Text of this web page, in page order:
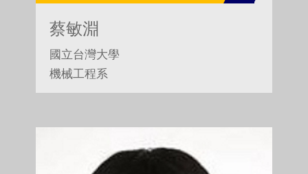
蔡敏淵
國立台灣大學
機械工程系